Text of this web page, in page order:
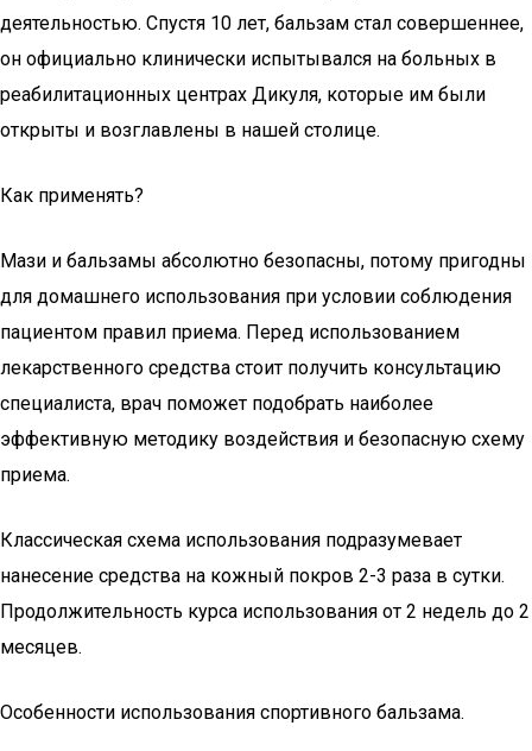
деятельностью. Спустя 10 лет, бальзам стал совершеннее,
он официально клинически испытывался на больных в
реабилитационных центрах Дикуля, которые им были
открыты и возглавлены в нашей столице.
Как применять?
Мази и бальзамы абсолютно безопасны, потому пригодны
для домашнего использования при условии соблюдения
пациентом правил приема. Перед использованием
лекарственного средства стоит получить консультацию
специалиста, врач поможет подобрать наиболее
эффективную методику воздействия и безопасную схему
приема.
Классическая схема использования подразумевает
нанесение средства на кожный покров 2-3 раза в сутки.
Продолжительность курса использования от 2 недель до 2
месяцев.
Особенности использования спортивного бальзама.